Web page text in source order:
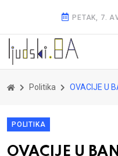
PETAK, 7.
Politika OVACIJE U BANJOJ LUCI: Akademik
POLITIKA
OVACIJE U